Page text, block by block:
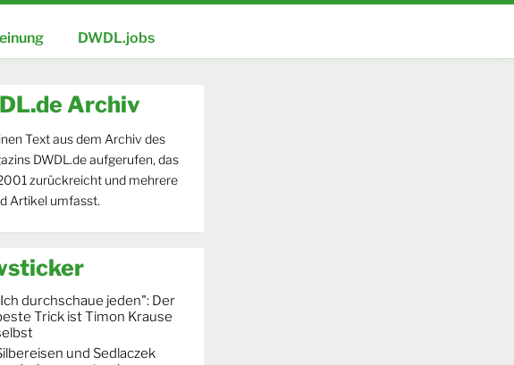
DWDL.jobs
Archiv
Text aus dem Archiv des
DWDL.de aufgerufen, das
zurückreicht und mehrere
Artikel umfasst.
durchschaue jeden": Der
Trick ist Timon Krause
und Sedlaczek